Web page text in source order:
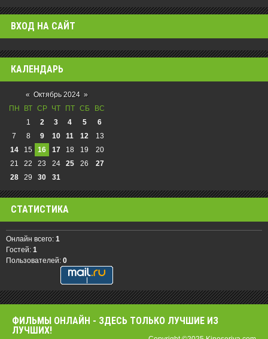
ВХОД НА САЙТ
КАЛЕНДАРЬ
« Октябрь 2024 »
ПН
ВТ СР ЧТ ПТ СБ
ВС
1
2 3 4 5
6
7
8 9 10 11 12
13
14
15 16 17 18 19
20
21
22 23 24 25 26
27
28
29 30 31
СТАТИСТИКА
Онлайн всего: 1
Гостей: 1
Пользователей: 0
ФИЛЬМЫ OНЛАЙН - ЗДЕСЬ ТОЛЬКО ЛУЧШИЕ ИЗ
ЛУЧШИХ!